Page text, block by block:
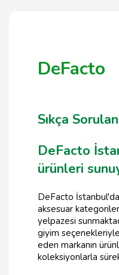
DeFacto
Sıkça
DeFacto
ürünleri
DeFacto
aksesuar
yelpazesi
giyim
eden markanın
koleksiyonlarla